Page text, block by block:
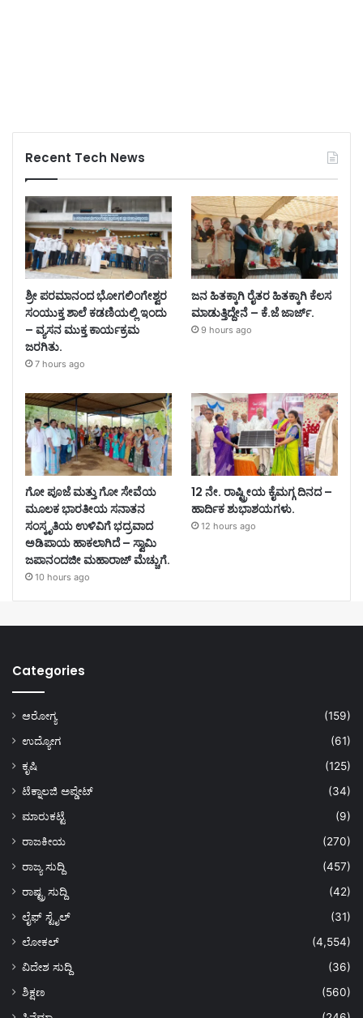
Recent Tech News
ಶ್ರೀ ಪರಮಾನಂದ ಭೋಗಲಿಂಗೇಶ್ವರ
ಸಂಯುಕ್ತ ಶಾಲೆ ಕಡಣಿಯಲ್ಲಿ ಇಂದು
– ವ್ಯಸನ ಮುಕ್ತ ಕಾರ್ಯಕ್ರಮ
ಜರಗಿತು.
7 hours ago
ಜನ ಹಿತಕ್ಕಾಗಿ ರೈತರ ಹಿತಕ್ಕಾಗಿ ಕೆಲಸ
ಮಾಡುತ್ತಿದ್ದೇನೆ – ಕೆ.ಜೆ ಜಾರ್ಜ್.
9 hours ago
ಗೋ ಪೂಜೆ ಮತ್ತು ಗೋ ಸೇವೆಯ
ಮೂಲಕ ಭಾರತೀಯ ಸನಾತನ
ಸಂಸ್ಕೃತಿಯ ಉಳಿವಿಗೆ ಭದ್ರವಾದ
ಅಡಿಪಾಯ ಹಾಕಲಾಗಿದೆ – ಸ್ವಾಮಿ
ಜಪಾನಂದಜೀ ಮಹಾರಾಜ್ ಮೆಚ್ಚುಗೆ.
10 hours ago
12 ನೇ. ರಾಷ್ಟ್ರೀಯ ಕೈಮಗ್ಗ ದಿನದ –
ಹಾರ್ದಿಕ ಶುಭಾಶಯಗಳು.
12 hours ago
Categories
ಆರೋಗ್ಯ
(159)
ಉದ್ಯೋಗ
(61)
ಕೃಷಿ
(125)
ಟೆಕ್ನಾಲಜಿ ಅಪ್ಡೇಟ್
(34)
ಮಾರುಕಟ್ಟೆ
(9)
ರಾಜಕೀಯ
(270)
ರಾಜ್ಯ ಸುದ್ದಿ
(457)
ರಾಷ್ಟ್ರ ಸುದ್ದಿ
(42)
ಲೈಫ್ ಸ್ಟೈಲ್
(31)
ಲೋಕಲ್
(4,554)
ವಿದೇಶ ಸುದ್ದಿ
(36)
ಶಿಕ್ಷಣ
(560)